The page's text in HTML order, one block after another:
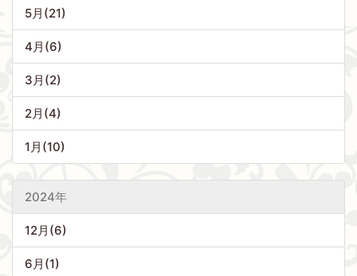
5月(21)
4月(6)
3月(2)
2月(4)
1月(10)
2024年
12月(6)
6月(1)